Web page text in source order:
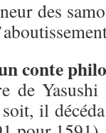
des
conte
de
il